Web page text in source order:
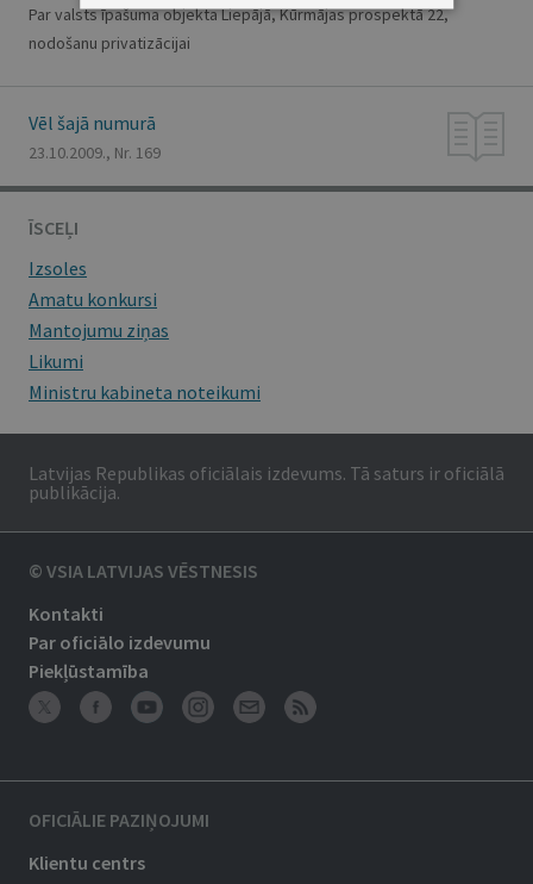
Par valsts īpašuma objekta Liepājā, Kūrmājas prospektā 22,
nodošanu privatizācijai
Vēl šajā numurā
23.10.2009., Nr. 169
ĪSCEĻI
Izsoles
Amatu konkursi
Mantojumu ziņas
Likumi
Ministru kabineta noteikumi
Latvijas Republikas oficiālais izdevums. Tā saturs ir oficiālā
publikācija.
© VSIA LATVIJAS VĒSTNESIS
Kontakti
Par oficiālo izdevumu
Piekļūstamība
OFICIĀLIE PAZIŅOJUMI
Klientu centrs